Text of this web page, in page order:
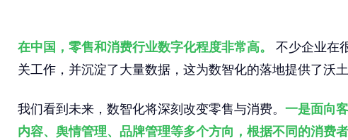
在中国，零售和消费行业数字化程度非常高。
不少企业在
关工作，并沉淀了大量数据，这为数智化的落地提供了沃土
我们看到未来，数智化将深刻改变零售与消费。 一是面向
内容、舆情管理、品牌管理等多个方向，根据不同的消费